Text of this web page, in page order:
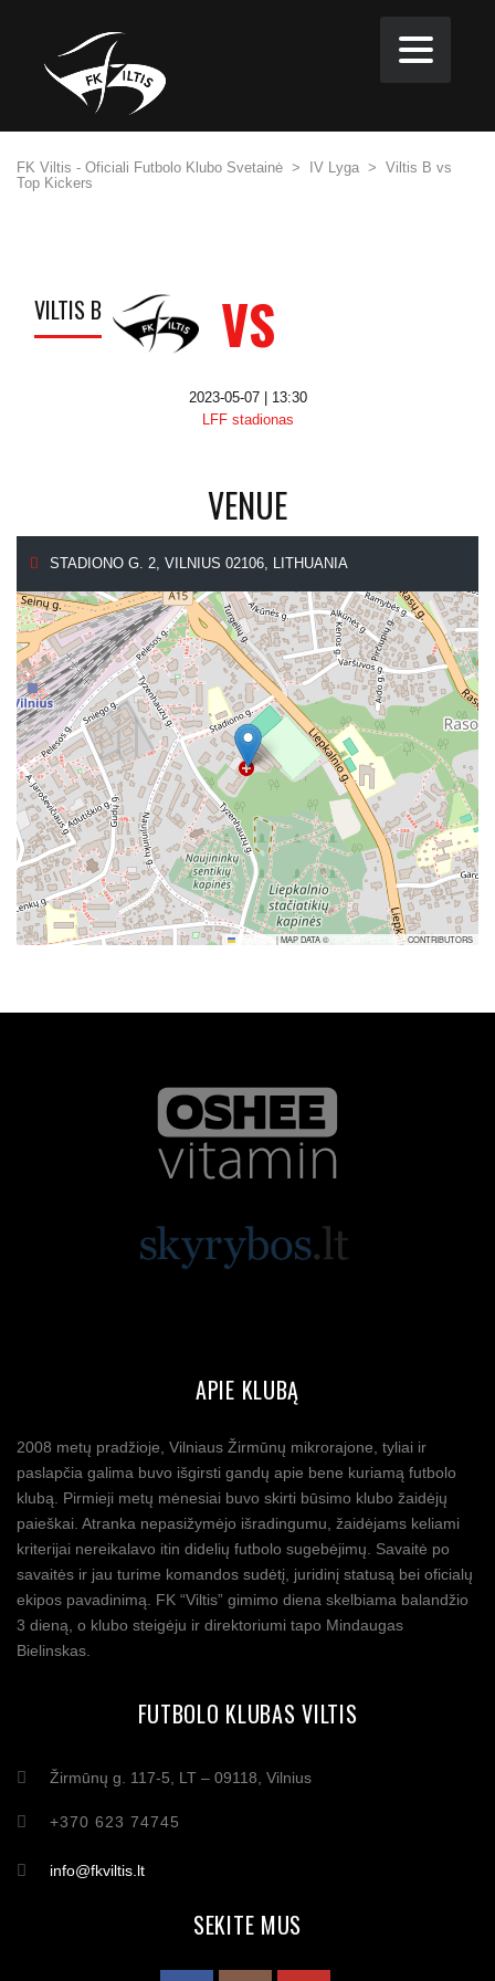
FK Viltis - Oficiali Futbolo Klubo Svetainė > IV Lyga > Viltis B vs
Top Kickers
VILTIS B VS
2023-05-07 | 13:30
LFF stadionas
VENUE
STADIONO G. 2, VILNIUS 02106, LITHUANIA
|MAP DATA © OPENSTREETMAPCONTRIBUTORS
APIE KLUBĄ
2008 metų pradžioje, Vilniaus Žirmūnų mikrorajone, tyliai ir
paslapčia galima buvo išgirsti gandų apie bene kuriamą futbolo
klubą. Pirmieji metų mėnesiai buvo skirti būsimo klubo žaidėjų
paieškai. Atranka nepasižymėjo išradingumu, žaidėjams keliami
kriterijai nereikalavo itin didelių futbolo sugebėjimų. Savaitė po
savaitės ir jau turime komandos sudėtį, juridinį statusą bei oficialų
ekipos pavadinimą. FK “Viltis” gimimo diena skelbiama balandžio
3 dieną, o klubo steigėju ir direktoriumi tapo Mindaugas
Bielinskas.
FUTBOLO KLUBAS VILTIS
Žirmūnų g. 117-5, LT – 09118, Vilnius
+370 623 74745
info@fkviltis.lt
SEKITE MUS